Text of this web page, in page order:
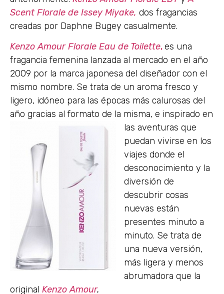
Scent Florale de Issey Miyake, dos fragancias
creadas por Daphne Bugey casualmente.
Kenzo Amour Florale Eau de Toilette,es una
fragancia femenina lanzada al mercado en el año
2009 por la marca japonesa del diseñador con el
mismo nombre. Se trata de un aroma fresco y
ligero, idóneo para las épocas más calurosas del
año gracias al formato de la misma, e inspirado en
las aventuras que
puedan vivirse en los
viajes donde el
desconocimiento y la
diversión de
descubrir cosas
nuevas están
presentes minuto a
minuto. Se trata de
una nueva versión,
más ligera y menos
abrumadora que la
original Kenzo Amour.